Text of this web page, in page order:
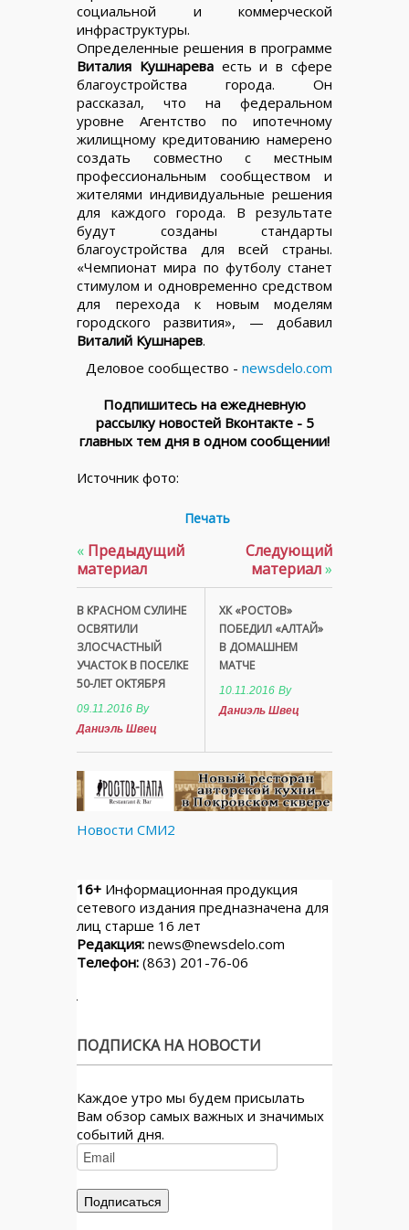
социальной и коммерческой
инфраструктуры.
Определенные решения в программе
Виталия Кушнареваесть и в сфере
благоустройства города. Он
рассказал, что на федеральном
уровне Агентство по ипотечному
жилищному кредитованию намерено
создать совместно с местным
профессиональным сообществом и
жителями индивидуальные решения
для каждого города. В результате
будут созданы стандарты
благоустройства для всей страны.
«Чемпионат мира по футболу станет
стимулом и одновременно средством
для перехода к новым моделям
городского развития», — добавил
Виталий Кушнарев.
Деловое сообщество - newsdelo.com
Подпишитесь на ежедневную
рассылку новостей Вконтакте - 5
главных тем дня в одном сообщении!
Источник фото:
Печать
« Предыдущий
материал
В КРАСНОМ СУЛИНЕ
ОСВЯТИЛИ
ЗЛОСЧАСТНЫЙ
УЧАСТОК В ПОСЕЛКЕ
50-ЛЕТ ОКТЯБРЯ
09.11.2016 By
Даниэль Швец
Следующий
материал»
ХК «РОСТОВ»
ПОБЕДИЛ «АЛТАЙ»
В ДОМАШНЕМ
МАТЧЕ
10.11.2016 By
Даниэль Швец
Новости СМИ2
16+ Информационная продукция
сетевого издания предназначена для
лиц старше 16 лет
Редакция: news@newsdelo.com
Телефон: (863) 201-76-06
ПОДПИСКА НА НОВОСТИ
Каждое утро мы будем присылать
Вам обзор самых важных и значимых
событий дня.